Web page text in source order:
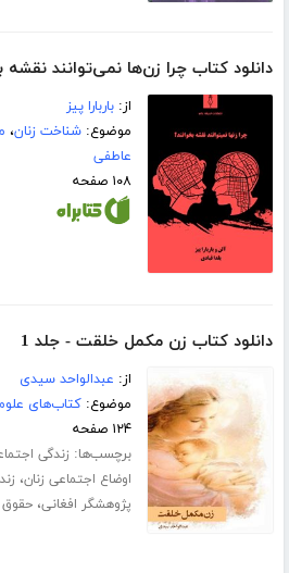
دانلود کتاب چرا زن‌ها نمی‌توانند نقشه
از:باربارا پیز
موضوع:شناخت زنان،
عاطفی
۱۰۸ صفحه
دانلود کتاب زن مکمل خلقت - جلد 1
از: عبدالواحد سیدی
موضوع:کتاب‌های
۱۲۴ صفحه
برچسب‌ها: زندگی
اوضاع اجتماعی زنان،
پژوهشگر افغانی،حقوق